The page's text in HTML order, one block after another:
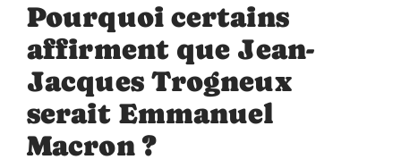
Pourquoi certains
affirment que Jean-
Jacques Trogneux
serait Emmanuel
Macron ?